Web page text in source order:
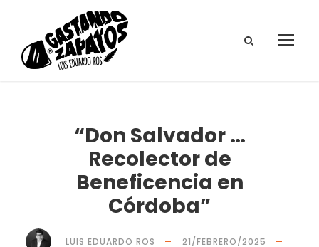
“Don Salvador …
Recolector de
Beneficencia en
Córdoba”
LUIS EDUARDO ROS
21/FEBRERO/2025